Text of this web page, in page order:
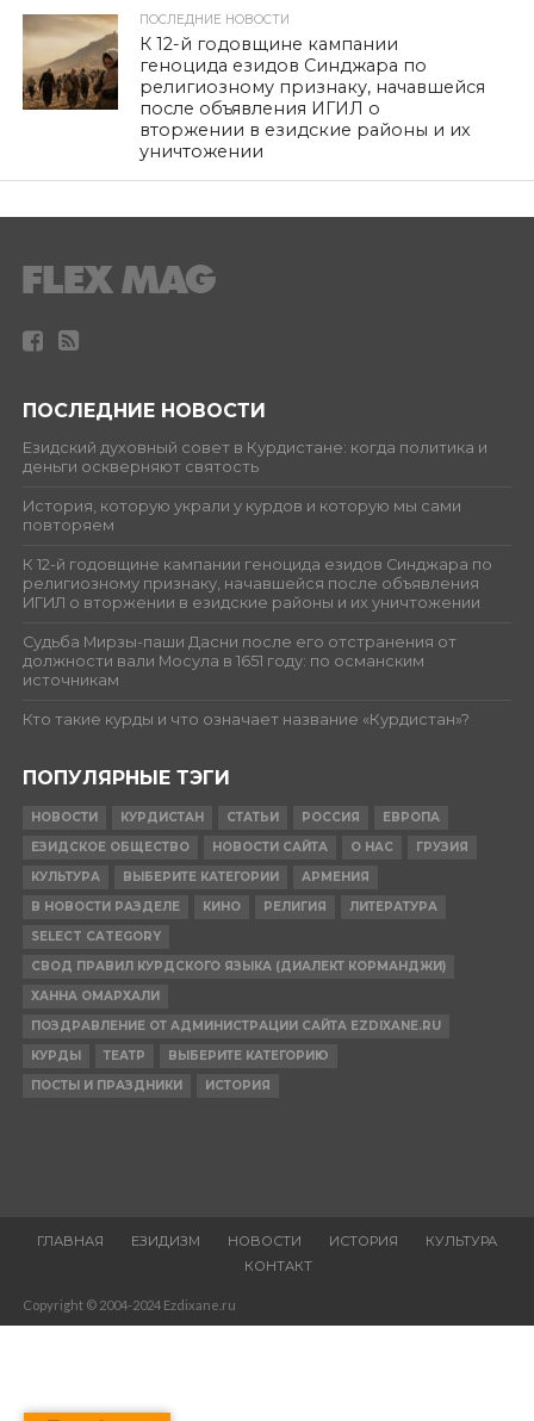
ПОСЛЕДНИЕ НОВОСТИ
К 12-й годовщине кампании
геноцида езидов Синджара по
религиозному признаку, начавшейся
после объявления ИГИЛ о
вторжении в езидские районы и их
уничтожении
ПОСЛЕДНИЕ НОВОСТИ
Езидский духовный совет в Курдистане: когда политика и
деньги оскверняют святость
История, которую украли у курдов и которую мы сами
повторяем
К 12-й годовщине кампании геноцида езидов Синджара по
религиозному признаку, начавшейся после объявления
ИГИЛ о вторжении в езидские районы и их уничтожении
Судьба Мирзы-паши Дасни после его отстранения от
должности вали Мосула в 1651 году: по османским
источникам
Кто такие курды и что означает название «Курдистан»?
ПОПУЛЯРНЫЕ ТЭГИ
НОВОСТИ КУРДИСТАН СТАТЬИ РОССИЯ
ЕВРОПА
ЕЗИДСКОЕ ОБЩЕСТВО
НОВОСТИ САЙТА О НАС
ГРУЗИЯ
КУЛЬТУРА
ВЫБЕРИТЕ КАТЕГОРИИ
АРМЕНИЯ
В НОВОСТИ РАЗДЕЛЕ
КИНО РЕЛИГИЯ
ЛИТЕРАТУРА
SELECT CATEGORY
СВОД ПРАВИЛ КУРДСКОГО ЯЗЫКА (ДИАЛЕКТ КОРМАНДЖИ)
ХАННА ОМАРХАЛИ
ПОЗДРАВЛЕНИЕ ОТ АДМИНИСТРАЦИИ САЙТА EZDIXANE.RU
КУРДЫ
ТЕАТР
ВЫБЕРИТЕ КАТЕГОРИЮ
ПОСТЫ И ПРАЗДНИКИ
ИСТОРИЯ
ГЛАВНАЯ ЕЗИДИЗМ НОВОСТИ ИСТОРИЯ
КУЛЬТУРА
КОНТАКТ
Copyright © 2004-2024 Ezdixane.ru